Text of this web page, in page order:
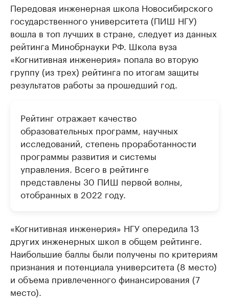
Передовая инженерная школа Новосибирского
государственного университета (ПИШ НГУ)
вошла в топ лучших в стране, следует из данных
рейтинга Минобрнауки РФ. Школа вуза
«Когнитивная инженерия» попала во вторую
группу (из трех) рейтинга по итогам защиты
результатов работы за прошедший год.
Рейтинг отражает качество
образовательных программ, научных
исследований, степень проработанности
программы развития и системы
управления. Всего в рейтинге
представлены 30 ПИШ первой волны,
отобранных в 2022 году.
«Когнитивная инженерия» НГУ опередила 13
других инженерных школ в общем рейтинге.
Наибольшие баллы были получены по критериям
признания и потенциала университета (8 место)
и объема привлеченного финансирования (7
место).